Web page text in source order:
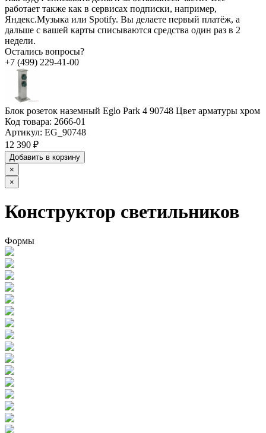
работает также как в сервисах подписки, например,
Яндекс.Музыка или Spotify. Вы делаете первый платёж, а
дальше с вашей карты списываются средства один раз в 2
недели.
Остались вопросы?
+7 (499) 229-41-00
Блок розеток наземный Eglo Park 4 90748 Цвет арматуры хром
Код товара: 2666-01
Артикул: EG_90748
12 390 ₽
Добавить в корзину
×
×
Конструктор светильников
Формы